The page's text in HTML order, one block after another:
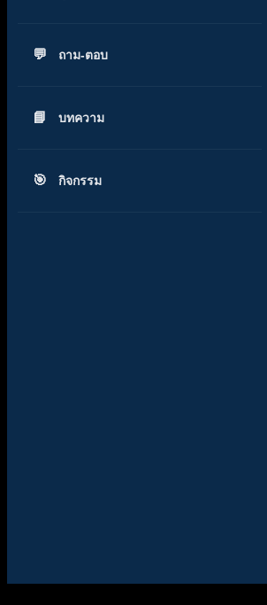
ถาม-ตอบ
บทความ
กิจกรรม